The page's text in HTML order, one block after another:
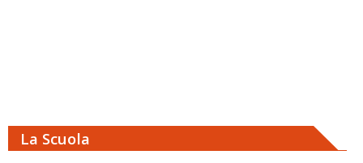
La Scuola